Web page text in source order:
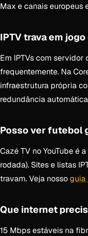
Max e canais europeus
IPTV trava em
Em IPTVs com
frequentemente. Na
infraestrutura própria
redundância
Posso ver futebol
Cazé TV no YouTube é
rodada). Sites e listas
travam. Veja nossoguia
Que internet
15 Mbps estáveis na